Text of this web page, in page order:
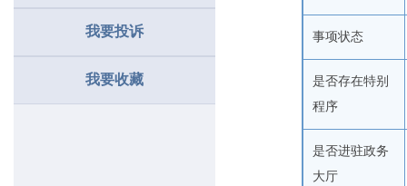
我要投诉
我要收藏
事项状态
是否存在特别
程序
是否进驻政务
大厅